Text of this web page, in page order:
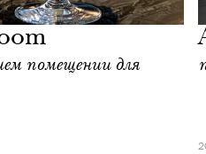
помещении для